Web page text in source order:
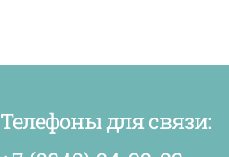
Телефоны для связи: